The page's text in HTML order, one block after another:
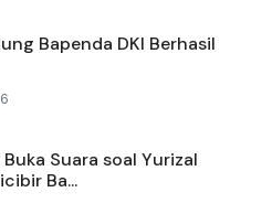
Bapenda DKI Berhasil
6
Suara soal Yurizal
Ba...